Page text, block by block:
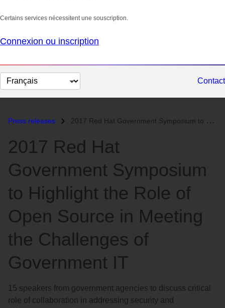
Certains services nécessitent une souscription.
Connexion ou inscription
Changer
la
Contact
Press releases 2017 Red Hat Government Symposium to Highlight the Role of Open Source...
2017 Red Hat
Government Symposium
to Highlight the Role of
Open Source in Meeting
the Challenges of
Government IT
15 speakers from government agencies to discuss critical
role of collaboration in addressing security and